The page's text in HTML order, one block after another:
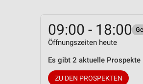
09:00 - 18:00
Öffnungszeiten heute
Es gibt 2 aktuelle Prospekte
ZU DEN PROSPEKTEN